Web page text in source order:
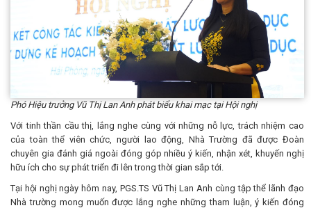
Phó Hiệu trưởng Vũ Thị Lan Anh phát biểu khai mạc tại Hội nghị
Với tinh thần cầu thị, lắng nghe cùng với những nỗ lực, trách nhiệm cao
của toàn thể viên chức, người lao động, Nhà Trường đã được Đoàn
chuyên gia đánh giá ngoài đóng góp nhiều ý kiến, nhận xét, khuyến nghị
hữu ích cho sự phát triển đi lên trong thời gian sắp tới.
Tại hội nghị ngày hôm nay, PGS.TS Vũ Thị Lan Anh cùng tập thể lãnh đạo
Nhà trường mong muốn được lắng nghe những tham luận, ý kiến đóng